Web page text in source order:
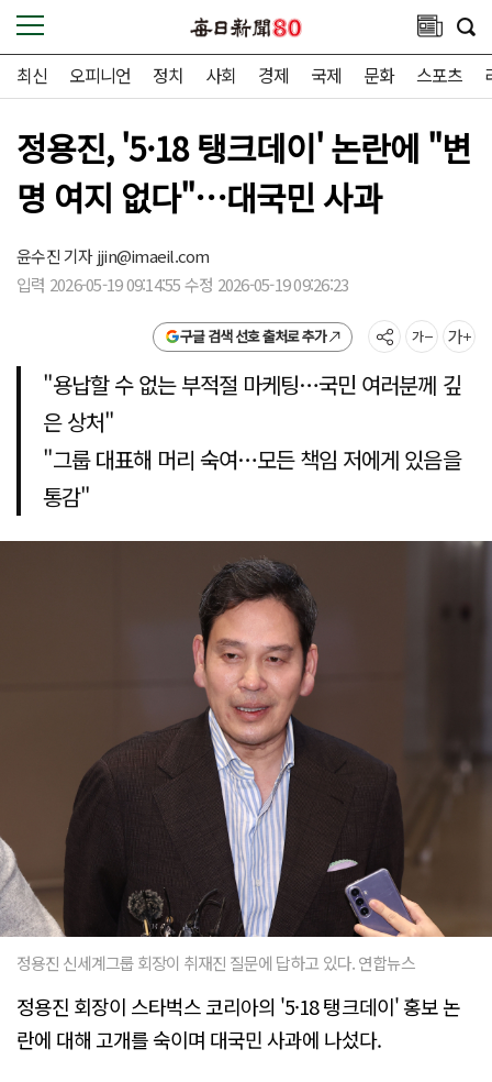
최신 오피니언 정치 사회 경제 국제 문화 스포츠
정용진, '5·18 탱크데이' 논란에 "변
명 여지 없다"…대국민 사과
윤수진 기자jjin@imaeil.com
입력 2026-05-19 09:14:55 수정 2026-05-19 09:26:23
구글 검색 선호 출처로 추가
"용납할 수 없는 부적절 마케팅…국민 여러분께 깊
은 상처"
"그룹 대표해 머리 숙여…모든 책임 저에게 있음을
통감"
정용진 신세계그룹 회장이 취재진 질문에 답하고 있다. 연합뉴스
정용진 회장이 스타벅스 코리아의 '5·18 탱크데이' 홍보 논
란에 대해 고개를 숙이며 대국민 사과에 나섰다.